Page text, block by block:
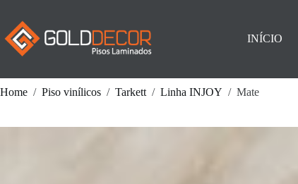
conteúdo
INÍCIO
Home / Piso vinílicos / Tarkett / Linha INJOY / Mate